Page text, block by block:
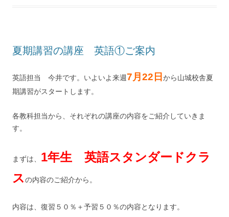
夏期講習の講座 英語①ご案内
英語担当 今井です。いよいよ来週7月22日 から山城校舎夏
期講習がスタートします。
各教科担当から、それぞれの講座の内容をご紹介していきま
す。
まずは、 1年生 英語スタンダードクラ
スの内容のご紹介から。
内容は、復習５０％＋予習５０％の内容となります。